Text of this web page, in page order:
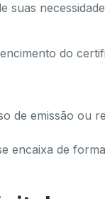
do
de emissão ou
encaixa de